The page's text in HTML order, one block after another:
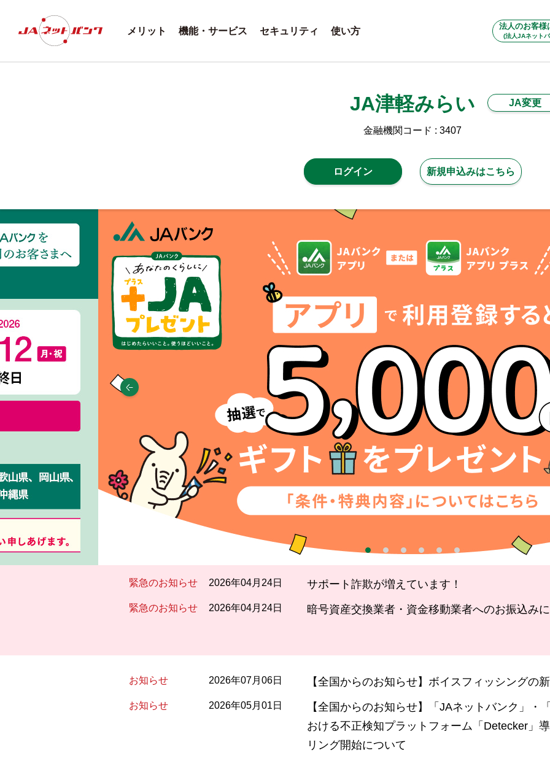
法人のお客様
(法人JAネット
メリット 機能・サービス セキュリティ 使い方
JA津軽みらい
金融機関コード : 3407
JA変更
ログイン 新規申込みはこちら
緊急のお知らせ 2026年04月24日 サポート詐欺が増えています！
緊急のお知らせ 2026年04月24日 暗号資産交換業者・資金移動業者へのお振込み
お知らせ 2026年07月06日 【全国からのお知らせ】ボイスフィッシングの
お知らせ 2026年05月01日
【全国からのお知らせ】「JAネットバンク」・
おける不正検知プラットフォーム「Detecker」
リング開始について